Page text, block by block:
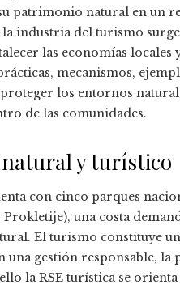
patrimonio natural en un
industria del turismo
las economías
mecanismos,
los entornos
de las comunidades.
y turístico
con cinco parques
Prokletije), una costa
El turismo constituye
una gestión responsable,
la RSE turística se